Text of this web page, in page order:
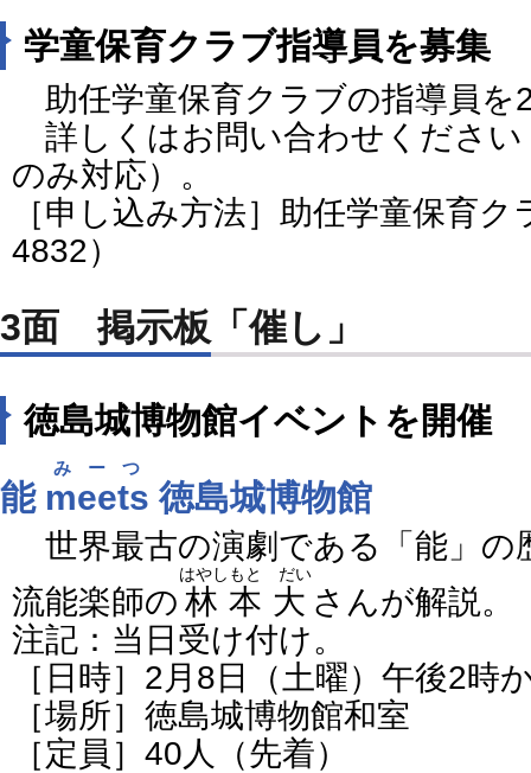
学童保育クラブ指導員を募集
助任学童保育クラブの指導員を
詳しくはお問い合わせください
のみ対応）。
［申し込み方法］助任学童保育
4832）
3面 掲示板「催し」
徳島城博物館イベントを開催
能 meets
みーつ
徳島城博物館
世界最古の演劇である「能」の
流能楽師の 林本大
はやしもと だい
さんが解説。
注記：当日受け付け。
［日時］2月8日（土曜）午後2時
［場所］徳島城博物館和室
［定員］40人（先着）